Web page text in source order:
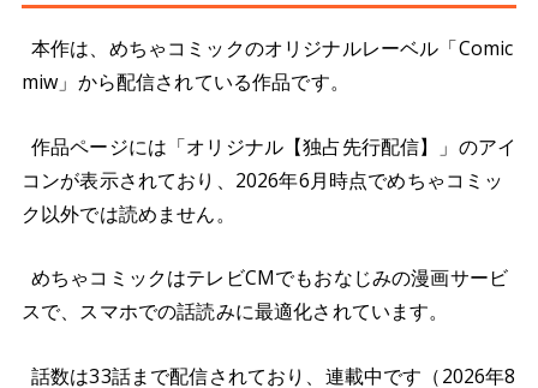
本作は、めちゃコミックのオリジナルレーベル「Comic
miw」から配信されている作品です。
作品ページには「オリジナル【独占先行配信】」のアイ
コンが表示されており、2026年6月時点でめちゃコミッ
ク以外では読めません。
めちゃコミックはテレビCMでもおなじみの漫画サービ
スで、スマホでの話読みに最適化されています。
話数は33話まで配信されており、連載中です（2026年8